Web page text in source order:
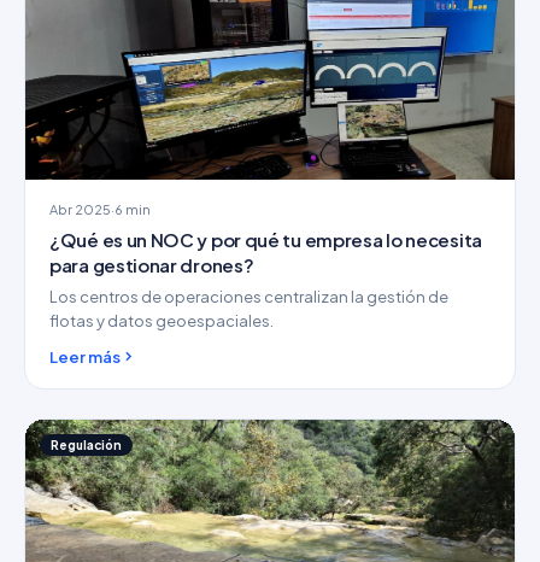
Abr 2025·6 min
¿Qué es un NOC y por qué tu empresa lo necesita
para gestionar drones?
Los centros de operaciones centralizan la gestión de
flotas y datos geoespaciales.
Leer más
Regulación